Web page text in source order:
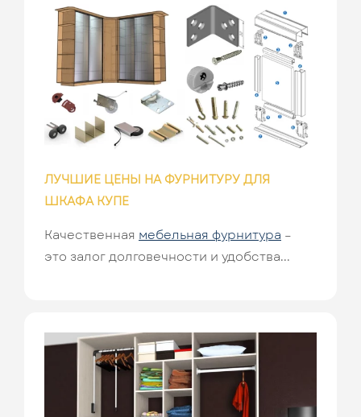
ЛУЧШИЕ ЦЕНЫ НА ФУРНИТУРУ ДЛЯ
ШКАФА КУПЕ
Качественная мебельная фурнитура –
это залог долговечности и удобства...